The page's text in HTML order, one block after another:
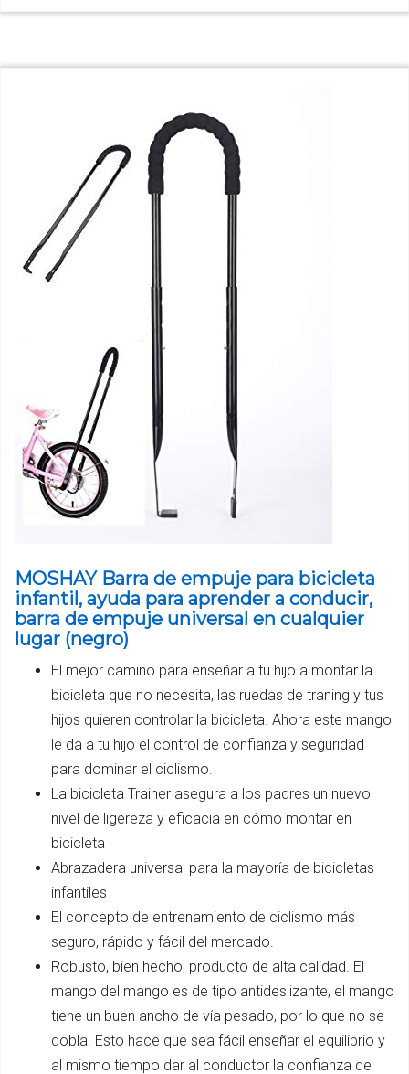
MOSHAY Barra de empuje para bicicleta
infantil, ayuda para aprender a conducir,
barra de empuje universal en cualquier
lugar (negro)
El mejor camino para enseñar a tu hijo a montar la
bicicleta que no necesita, las ruedas de traning y tus
hijos quieren controlar la bicicleta. Ahora este mango
le da a tu hijo el control de confianza y seguridad
para dominar el ciclismo.
La bicicleta Trainer asegura a los padres un nuevo
nivel de ligereza y eficacia en cómo montar en
bicicleta
Abrazadera universal para la mayoría de bicicletas
infantiles
El concepto de entrenamiento de ciclismo más
seguro, rápido y fácil del mercado.
Robusto, bien hecho, producto de alta calidad. El
mango del mango es de tipo antideslizante, el mango
tiene un buen ancho de vía pesado, por lo que no se
dobla. Esto hace que sea fácil enseñar el equilibrio y
al mismo tiempo dar al conductor la confianza de